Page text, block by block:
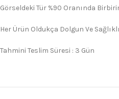
Görseldeki Tür %90 Oranında
Her Ürün Oldukça Dolgun Ve
Tahmini Teslim Süresi : 3 Gün